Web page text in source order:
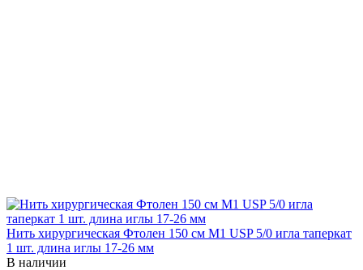
Нить хирургическая Фтолен 150 см М1 USP 5/0 игла таперкат
1 шт. длина иглы 17-26 мм
В наличии